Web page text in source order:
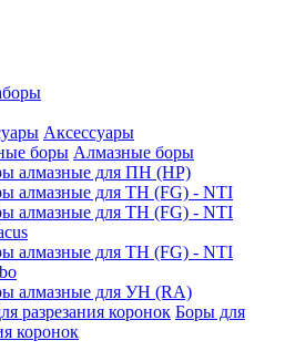
Аксессуары
Алмазные боры
алмазные для ПН (HP)
алмазные для ТН (FG) - NTI
алмазные для ТН (FG) - NTI
алмазные для ТН (FG) - NTI
алмазные для УН (RA)
Боры для
коронок